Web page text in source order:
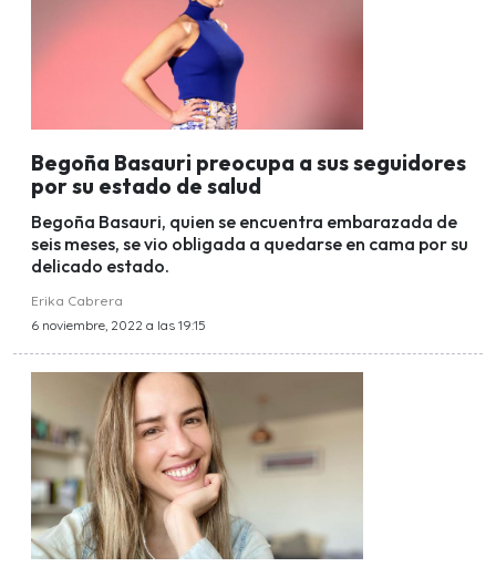
Begoña Basauri preocupa a sus seguidores
por su estado de salud
Begoña Basauri, quien se encuentra embarazada de
seis meses, se vio obligada a quedarse en cama por su
delicado estado.
Erika Cabrera
6 noviembre, 2022 a las 19:15